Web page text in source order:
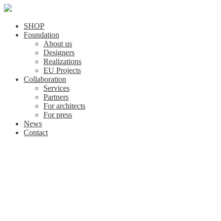
SHOP
Foundation
About us
Designers
Realizations
EU Projects
Collaboration
Services
Partners
For architects
For press
News
Contact